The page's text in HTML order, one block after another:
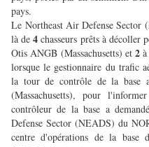
pays.
Le Northeast Air Defense
là de4 chasseurs prêts à décoller
Otis ANGB (Massachusetts) et2
lorsque le gestionnaire du trafic
la tour de contrôle de la base
(Massachusetts), pour
contrôleur de la base a
Defense Sector (NEADS) du
centre d'opérations de la base